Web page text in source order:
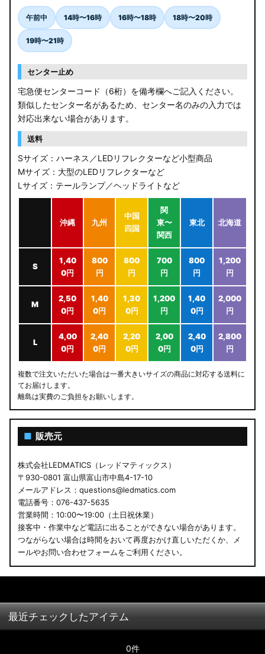
LA400K コペン
汎用LEDバルブ
アウトレット
JB64W/JB74W/JC74W ジムニー/シエラ/ノマド
午前中 14時〜16時 16時〜18時 18時〜20時
19時〜21時
センター止め
宅急便センターコード（6桁）を備考欄へご記入ください。
類似したセンター名があるため、センター名のみの入力では
対応出来ない場合があります。
送料
Sサイズ：ハーネス／LEDリフレクターなど小型商品
Mサイズ：大型のLEDリフレクターなど
Lサイズ：テールランプ／ヘッドライトなど
沖縄 九州
中国
四国
関
東〜
関西
東北 北海道
S
1,40
0円
800
円
800
円
700
円
800
円
1,200
円
M
2,50
0円
1,40
0円
1,30
0円
1,200
円
1,40
0円
2,000
円
L
4,00
0円
2,40
0円
2,20
0円
2,00
0円
2,40
0円
2,800
円
複数で注文いただいた場合は一番大きいサイズの商品に対応する送料に
てお届けします。
離島は実費のご負担をお願いします。
■ 販売元
株式会社LEDMATICS（レッドマティックス）
〒930-0801 富山県富山市中島4-17-10
メールアドレス：questions@ledmatics.com
電話番号：076-437-5635
営業時間：10:00〜19:00（土日祝休業）
接客中・作業中など電話に出ることができない場合があります。
つながらない場合は時間をおいて再度おかけ直しいただくか、メ
ールやお問い合わせフォームをご利用ください。
最近チェックしたアイテム
0件